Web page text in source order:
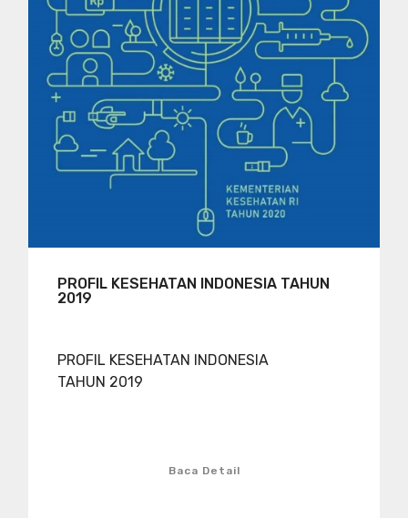
PROFIL KESEHATAN INDONESIA TAHUN
2019
PROFIL KESEHATAN INDONESIA
TAHUN 2019
Baca Detail